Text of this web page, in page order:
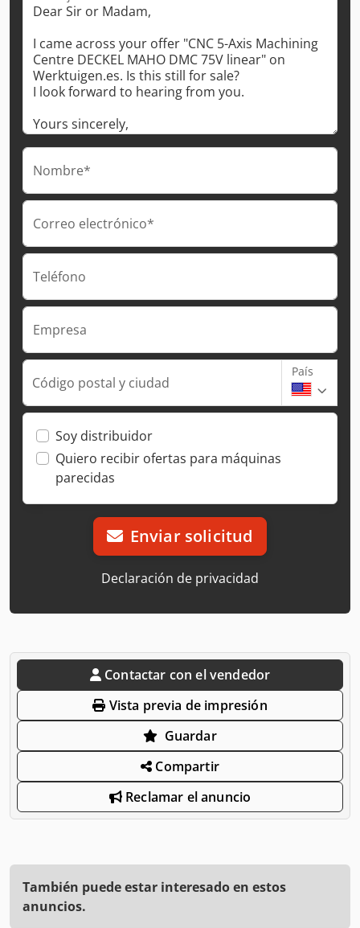
Nombre*
Correo electrónico*
Teléfono
Empresa
Código postal y ciudad
País
Soy distribuidor
Quiero recibir ofertas para máquinas
parecidas
Enviar solicitud
Declaración de privacidad
Contactar con el vendedor
Vista previa de impresión
Guardar
Compartir
Reclamar el anuncio
También puede estar interesado en estos
anuncios.